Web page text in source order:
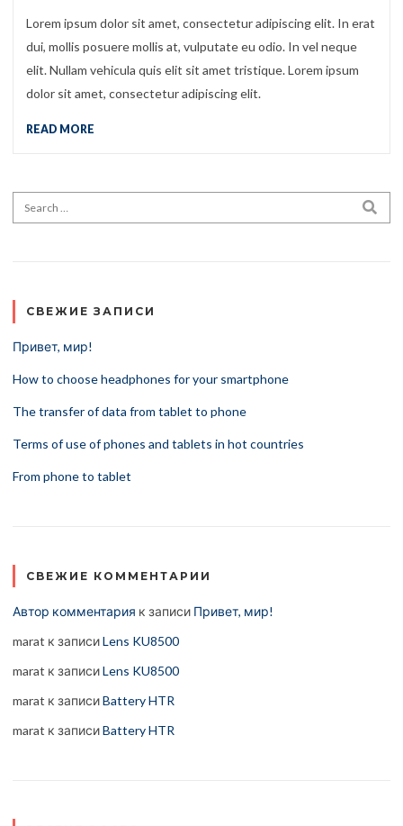
Lorem ipsum dolor sit amet, consectetur adipiscing elit. In erat
dui, mollis posuere mollis at, vulputate eu odio. In vel neque
elit. Nullam vehicula quis elit sit amet tristique. Lorem ipsum
dolor sit amet, consectetur adipiscing elit.
READ MORE
Search for:
СВЕЖИЕ ЗАПИСИ
Привет, мир!
How to choose headphones for your smartphone
The transfer of data from tablet to phone
Terms of use of phones and tablets in hot countries
From phone to tablet
СВЕЖИЕ КОММЕНТАРИИ
Автор комментария к записи Привет, мир!
marat к записиLens KU8500
marat к записиLens KU8500
marat к записиBattery HTR
marat к записиBattery HTR